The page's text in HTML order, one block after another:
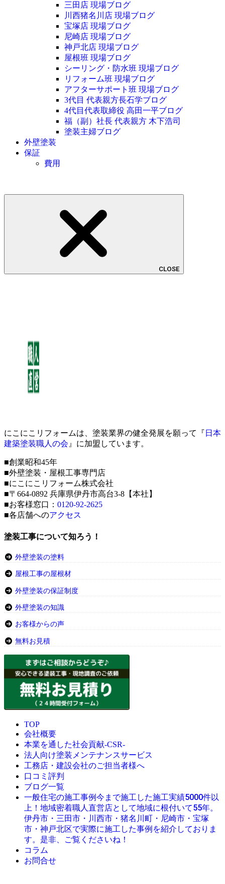
三田店 現場ブログ
川西猪名川店 現場ブログ
宝塚店 現場ブログ
尼崎店 現場ブログ
神戸北店 現場ブログ
屋根班 現場ブログ
シーリング・防水班 現場ブログ
リフォーム班 現場ブログ
アフターサポート班 現場ブログ
3代目 代表親方長石学ブログ
4代目代表取締役 高田一平ブログ
福（副）社長 代表親方 木下浩司
塗装主婦ブログ
外壁塗装
保証
費用
CLOSE
にこにこリフォームは、塗装業界の健全発展を願って『 日本
建築塗装職人の会 』に加盟しています。
■創業昭和45年
■外壁塗装・屋根工事専門店
■にこにこリフォーム株式会社
■〒664-0892 兵庫県伊丹市高台3-8【本社】
■お客様窓口： 0120-92-2625
■各店舗へのアクセス
塗装工事について知ろう！
外壁塗装の塗料
屋根工事の屋根材
外壁塗装の保証制度
外壁塗装の知識
お客様からの声
無料お見積
TOP
会社概要
本業を通した社会貢献-CSR-
法人向け塗装メンテナンスサービス
工務店・建設会社のご担当者様へ
口コミ評判
ブログ一覧
一般住宅の施工事例今まで施工した施工実績5000件以
上！地域密着職人直営店として地域に根付いて55年。
伊丹市・三田市・川西市・猪名川町・尼崎市・宝塚
市・神戸北区で実際に施工した事例を紹介しておりま
す。是非、ご覧くださいね！
コラム
お問合せ